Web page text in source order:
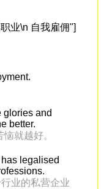
业\n 自我雇佣"]
glories and
better.
就越好。
legalised
业的私营企业